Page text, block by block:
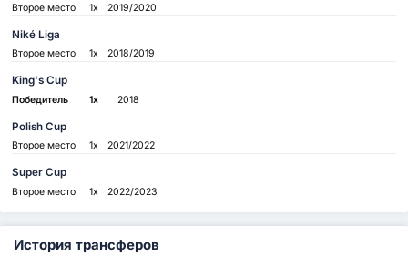
Второе место
1x 2019/2020
Niké Liga
Второе место 1x 2018/2019
King's Cup
Победитель 1x 2018
Polish Cup
Второе место 1x 2021/2022
Super Cup
Второе место 1x 2022/2023
История трансферов